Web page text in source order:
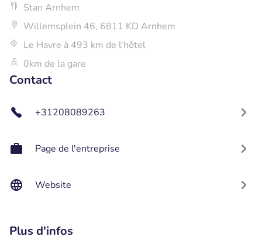
Stan Arnhem
Willemsplein 46, 6811 KD Arnhem
Le Havre à 493 km de l'hôtel
0km de la gare
Contact
+31208089263
Page de l'entreprise
Website
Plus d'infos